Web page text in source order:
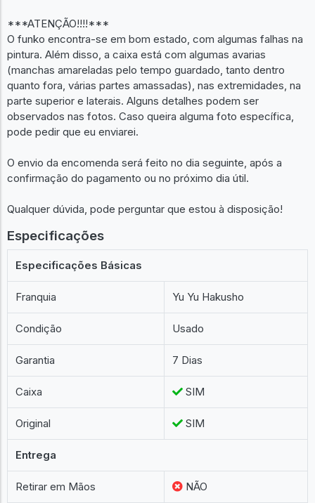
***ATENÇÃO!!!!***
O funko encontra-se em bom estado, com algumas falhas na
pintura. Além disso, a caixa está com algumas avarias
(manchas amareladas pelo tempo guardado, tanto dentro
quanto fora, várias partes amassadas), nas extremidades, na
parte superior e laterais. Alguns detalhes podem ser
observados nas fotos. Caso queira alguma foto específica,
pode pedir que eu enviarei.
O envio da encomenda será feito no dia seguinte, após a
confirmação do pagamento ou no próximo dia útil.
Qualquer dúvida, pode perguntar que estou à disposição!
Especificações
Especificações Básicas
Franquia Yu Yu Hakusho
Condição Usado
Garantia 7 Dias
Caixa SIM
Original SIM
Entrega
Retirar em Mãos NÃO